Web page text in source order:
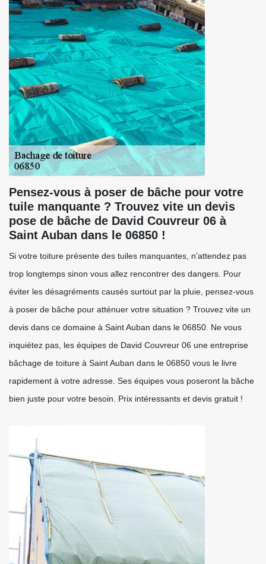
Pensez-vous à poser de bâche pour votre
tuile manquante ? Trouvez vite un devis
pose de bâche de David Couvreur 06 à
Saint Auban dans le 06850 !
Si votre toiture présente des tuiles manquantes, n’attendez pas
trop longtemps sinon vous allez rencontrer des dangers. Pour
éviter les désagréments causés surtout par la pluie, pensez-vous
à poser de bâche pour atténuer votre situation ? Trouvez vite un
devis dans ce domaine à Saint Auban dans le 06850. Ne vous
inquiétez pas, les équipes de David Couvreur 06 une entreprise
bâchage de toiture à Saint Auban dans le 06850 vous le livre
rapidement à votre adresse. Ses équipes vous poseront la bâche
bien juste pour votre besoin. Prix intéressants et devis gratuit !